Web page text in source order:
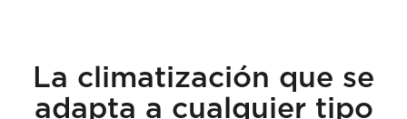
La climatización que se
adapta a cualquier tipo